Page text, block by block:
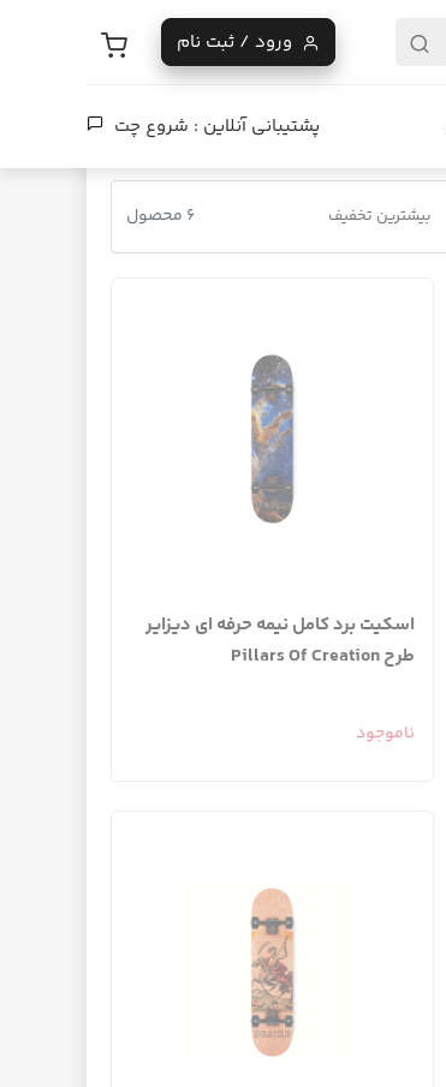
ورود / ثبت نام
پشتیبانی آنلاین : شروع چت
بیشترین تخفیف 6 محصول
اسکیت برد کامل نیمه حرفه ای دیزایر
طرح Pillars Of Creation
ناموجود